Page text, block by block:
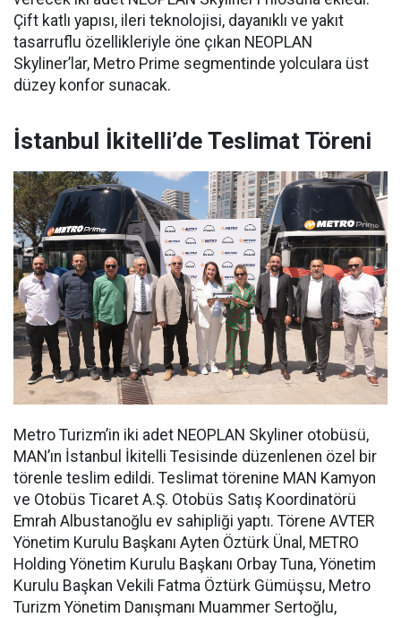
Çift katlı yapısı, ileri teknolojisi, dayanıklı ve yakıt
tasarruflu özellikleriyle öne çıkan NEOPLAN
Skyliner’lar, Metro Prime segmentinde yolculara üst
düzey konfor sunacak.
İstanbul İkitelli’de Teslimat Töreni
Metro Turizm’in iki adet NEOPLAN Skyliner otobüsü,
MAN’ın İstanbul İkitelli Tesisinde düzenlenen özel bir
törenle teslim edildi. Teslimat törenine MAN Kamyon
ve Otobüs Ticaret A.Ş. Otobüs Satış Koordinatörü
Emrah Albustanoğlu ev sahipliği yaptı. Törene AVTER
Yönetim Kurulu Başkanı Ayten Öztürk Ünal, METRO
Holding Yönetim Kurulu Başkanı Orbay Tuna, Yönetim
Kurulu Başkan Vekili Fatma Öztürk Gümüşsu, Metro
Turizm Yönetim Danışmanı Muammer Sertoğlu,